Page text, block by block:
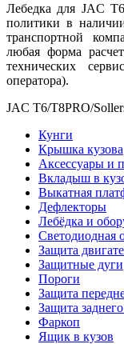
Лебедка для JAC
политики в
транспортной
любая форма
технических
оператора).
JAC T6/T8PRO/
Кунги
Крышка кузова
Аксессуары и
Вкладыш в
Выкатная
Дефлекторы
Лебёдка и
Светодиодная
Защита
Защитные дуги
Пороги
Защита
Защита
Фаркоп
Ящик в кузов